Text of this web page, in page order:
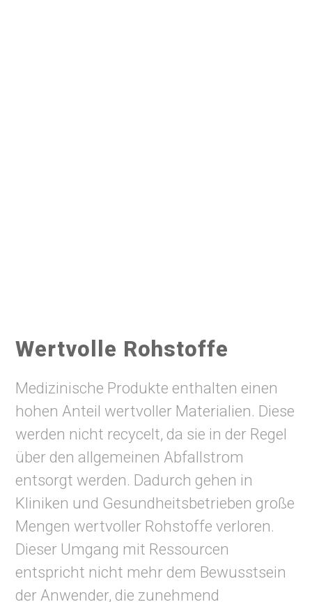
Wertvolle Rohstoffe
Medizinische Produkte enthalten einen
hohen Anteil wertvoller Materialien. Diese
werden nicht recycelt, da sie in der Regel
über den allgemeinen Abfallstrom
entsorgt werden. Dadurch gehen in
Kliniken und Gesundheitsbetrieben große
Mengen wertvoller Rohstoffe verloren.
Dieser Umgang mit Ressourcen
entspricht nicht mehr dem Bewusstsein
der Anwender, die zunehmend